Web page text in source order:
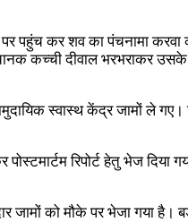
पहुंच कर शव का पंचनामा
कच्ची दीवाल भरभराकर
स्वास्थ केंद्र जामों ले
पोस्टमार्टम रिपोर्ट हेतु भेज
जामों को मौके पर भेजा गया